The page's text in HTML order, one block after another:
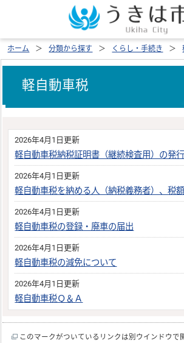
ホーム 分類から探す くらし・手続き
軽自動車税
2026年4月1日更新
軽自動車税納税証明書（継続検査用）の発
2026年4月1日更新
軽自動車税を納める人（納税義務者）、税額
2026年4月1日更新
軽自動車税の登録・廃車の届出
2026年4月1日更新
軽自動車税の減免について
2026年4月1日更新
軽自動車税Ｑ＆Ａ
このマークがついているリンクは別ウインドウで